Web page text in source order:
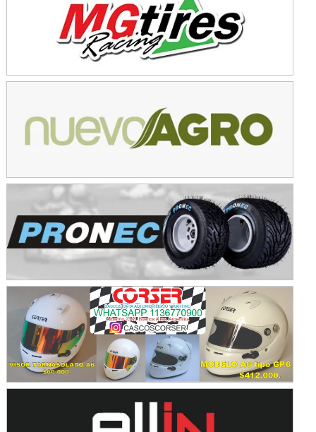
Ciudad de Trenque Lauquen (Asfalto)
Trenque Lauquen (Buenos Aires)
ENTRERRIANO - F6 (POSTERGADA)
VICTORIENSE - F7
PATAGONICO - F6
Moto Club Reginense (Tierra)
Gral. E. Godoy (Río Negro)
CSK - F7
Juventud Unida (Tierra)
NORESTE SANTAFESINO - F6
Ciudad de Avellaneda (Asfalto)
Avellaneda (Santa Fe)
SUR SANTAFESINO - F4
José Samuel Sánchez (Tierra)
Rufino (Santa Fe)
Juan Navarro (Asfalto)